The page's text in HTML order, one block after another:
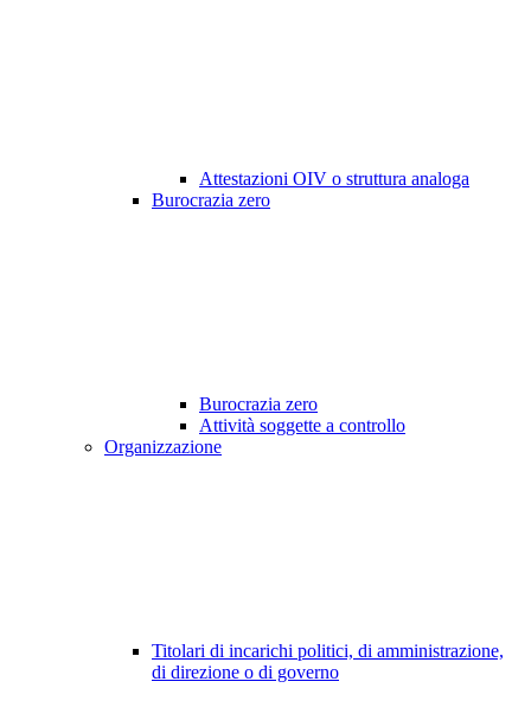
Attestazioni OIV o struttura analoga
Burocrazia zero
Burocrazia zero
Attività soggette a controllo
Organizzazione
Titolari di incarichi politici, di amministrazione,
di direzione o di governo